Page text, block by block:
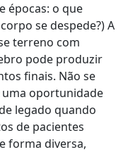
épocas: o que
se despede?) A
terreno com
pode produzir
finais. Não se
oportunidade
legado quando
de pacientes
forma diversa,